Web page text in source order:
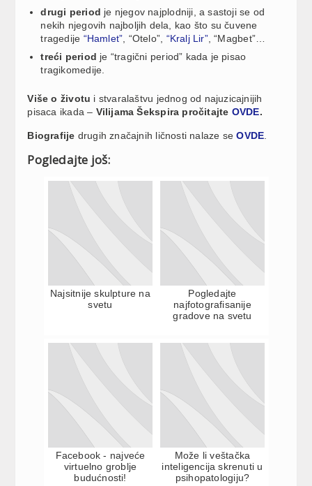
drugi period je njegov najplodniji, a sastoji se od
nekih njegovih najboljih dela, kao što su čuvene
tragedije “Hamlet” , “Otelo”, “Kralj Lir”, “Magbet”…
treći period je “tragični period” kada je pisao
tragikomedije.
Više o životu i stvaralaštvu jednog od najuzicajnijih
pisaca ikada – Vilijama Šekspira pročitajte OVDE.
Biografije drugih značajnih ličnosti nalaze seOVDE
Pogledajte još:
Najsitnije skulpture na
svetu
Pogledajte
najfotografisanije
gradove na svetu
Facebook - najveće
virtuelno groblje
budućnosti!
Može li veštačka
inteligencija skrenuti u
psihopatologiju?